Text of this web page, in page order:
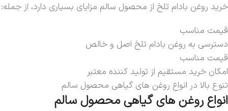
خرید روغن بادام تلخ از محصول سالم مزایای بسیاری دارد، از جمله:
قیمت مناسب
دسترسی به روغن بادام تلخ اصل و خالص
قیمت مناسب
امکان خرید مستقیم از تولید کننده معتبر
تنوع بالا در انواع روغن های گیاهی محصول سالم
انواع روغن های گیاهی محصول سالم